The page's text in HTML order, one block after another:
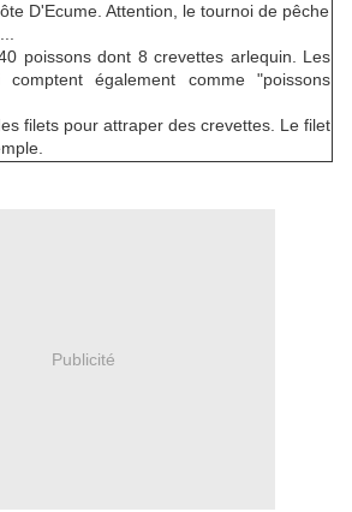
D'Ecume. Attention, le tournoi de pêche
poissons dont 8 crevettes arlequin. Les
également comme "poissons
filets pour attraper des crevettes. Le filet
Publicité